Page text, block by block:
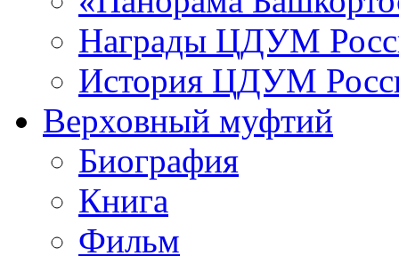
Награды ЦДУМ
История ЦДУМ
Верховный муфтий
Биография
Книга
Фильм